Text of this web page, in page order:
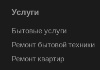
Услуги
Бытовые услуги
Ремонт бытовой техники
Ремонт квартир